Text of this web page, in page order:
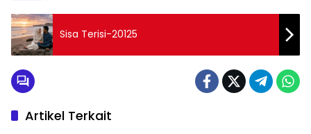
Sisa Terisi-20125
Artikel Terkait